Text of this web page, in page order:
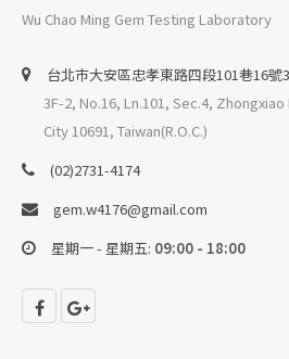
Wu Chao Ming Gem Testing Laboratory
台北巿大安區忠孝東路四段101巷16號
3F-2, No.16, Ln.101, Sec.4, Zhongxiao
City 10691, Taiwan(R.O.C.)
(02)2731-4174
gem.w4176@gmail.com
星期一 - 星期五: 09:00 - 18:00